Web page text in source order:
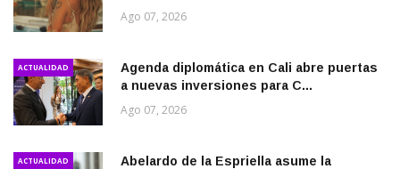
Ago 07, 2026
ACTUALIDAD
Agenda diplomática en Cali abre puertas
a nuevas inversiones para C...
Ago 07, 2026
ACTUALIDAD
Abelardo de la Espriella asume la